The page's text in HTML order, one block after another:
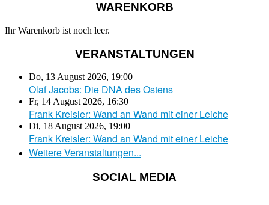
WARENKORB
Ihr Warenkorb ist noch leer.
VERANSTALTUNGEN
Do, 13 August 2026, 19:00
Olaf Jacobs: Die DNA des Ostens
Fr, 14 August 2026, 16:30
Frank Kreisler: Wand an Wand mit einer Leiche
Di, 18 August 2026, 19:00
Frank Kreisler: Wand an Wand mit einer Leiche
Weitere Veranstaltungen...
SOCIAL MEDIA